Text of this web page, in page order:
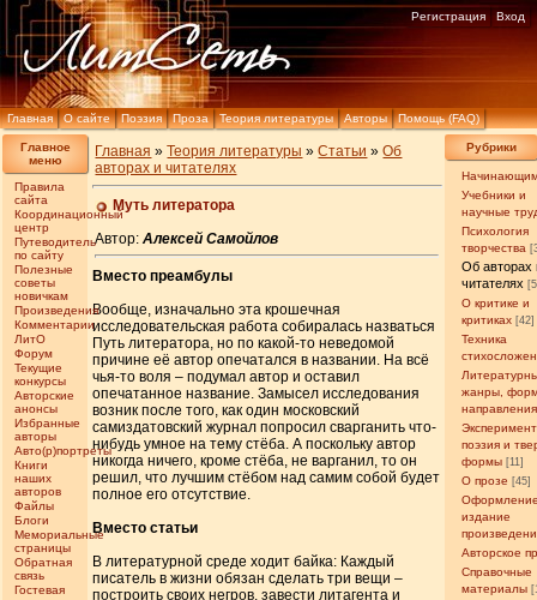
Главная О сайте Поэзия Проза Теория литературы Авторы Помощь (FAQ)
Регистрация Вход
Главное
меню
Правила
сайта
Координационный
центр
Путеводитель
по сайту
Полезные
советы
новичкам
Произведения
Комментарии
ЛитО
Форум
Текущие
конкурсы
Авторские
анонсы
Избранные
авторы
Авто(р)портреты
Книги
наших
авторов
Файлы
Блоги
Мемориальные
страницы
Обратная
связь
Гостевая
Рубрики
Учебники и
научные
Психология
творчества
Об авторах
читателях
О критике и
критиках [42]
Техника
жанры,
направления
поэзия и
формы [11]
О прозе [45]
издание
Авторское
Справочные
материалы
Главная »Теория литературы »Статьи »Об
авторах и читателях
Муть литератора
Автор:Алексей Самойлов
Вместо преамбулы
Вообще, изначально эта крошечная
исследовательская работа собиралась назваться
Путь литератора, но по какой-то неведомой
причине её автор опечатался в названии. На всё
чья-то воля – подумал автор и оставил
опечатанное название. Замысел исследования
возник после того, как один московский
самиздатовский журнал попросил сварганить что-
нибудь умное на тему стёба. А поскольку автор
никогда ничего, кроме стёба, не варганил, то он
решил, что лучшим стёбом над самим собой будет
полное его отсутствие.
Вместо статьи
В литературной среде ходит байка: Каждый
писатель в жизни обязан сделать три вещи –
построить своих негров, завести литагента и